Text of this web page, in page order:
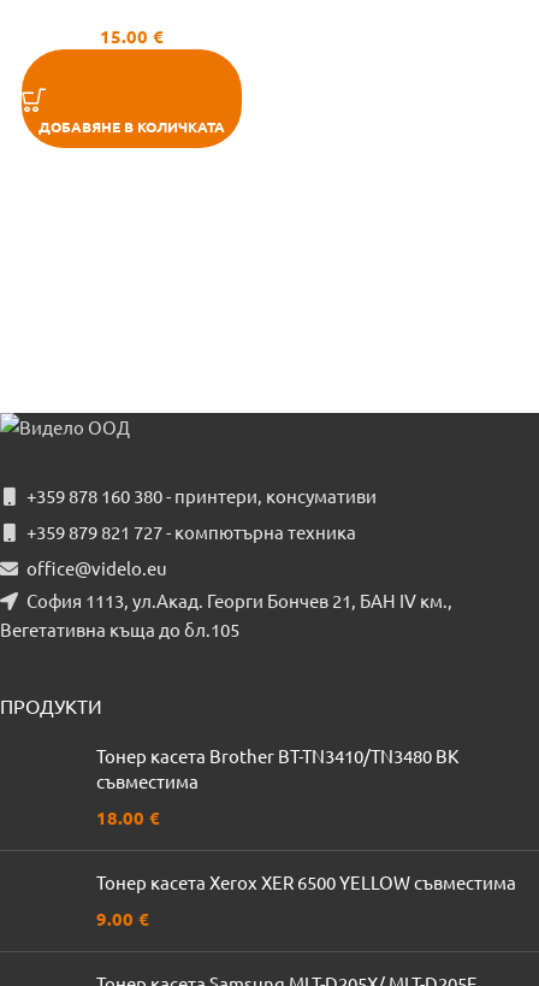
15.00 €
ДОБАВЯНЕ В КОЛИЧКАТА
+359 878 160 380 - принтери, консумативи
+359 879 821 727 - компютърна техника
office@videlo.eu
София 1113, ул.Акад. Георги Бончев 21, БАН IV км.,
Вегетативна къща до бл.105
ПРОДУКТИ
Тонер касета Brother BT-TN3410/TN3480 BK
съвместима
18.00 €
Тонер касета Xerox XER 6500 YELLOW съвместима
9.00 €